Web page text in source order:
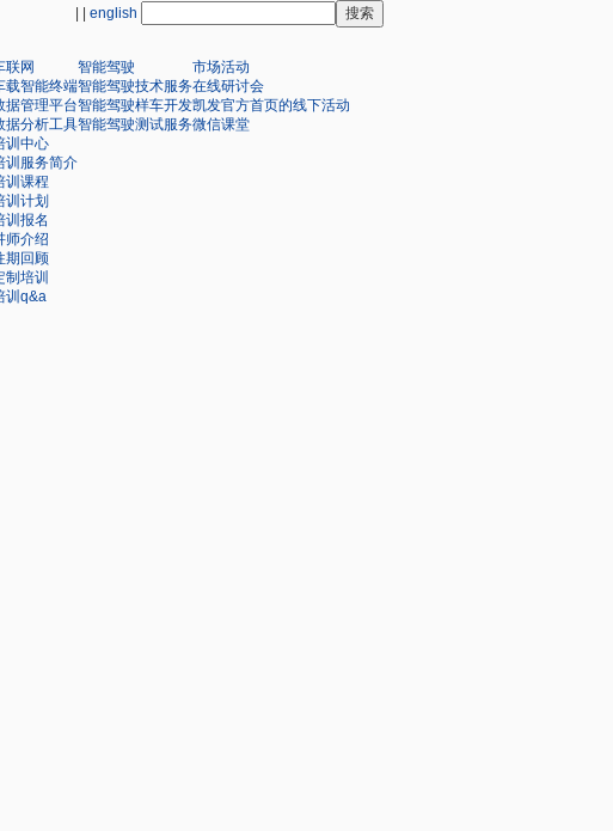
english
联网
载智能终端
据管理平台
据分析工具
智能驾驶
智能驾驶技术服务
智能驾驶样车开发
智能驾驶测试服务
市场活动
在线研讨会
凯发官方首页的线下活动
微信课堂
训中心
训服务简介
训课程
训计划
训报名
师介绍
期回顾
制培训
训q&a